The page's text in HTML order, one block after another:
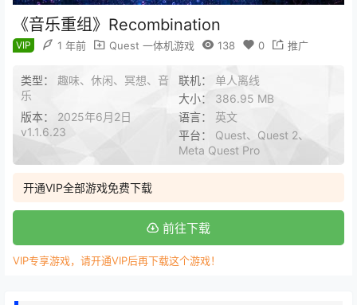
《音乐重组》Recombination
VIP 1 年前 Quest 一体机游戏 138 0 推广
类型： 趣味、休闲、冥想、音
乐
联机： 单人离线
大小： 386.95 MB
版本： 2025年6月2日
v1.1.6.23
语言： 英文
平台： Quest、Quest 2、
Meta Quest Pro
开通VIP全部游戏免费下载
前往下载
VIP专享游戏，请开通VIP后再下载这个游戏！